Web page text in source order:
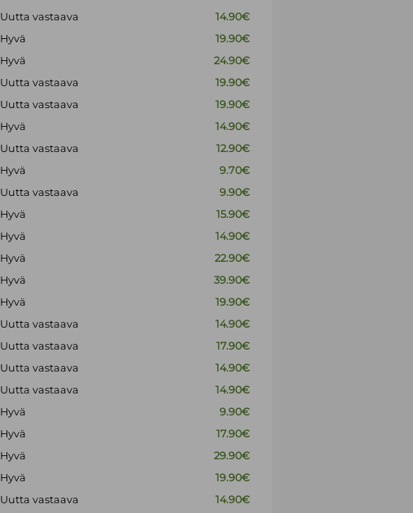
Uutta vastaava
14.90€
Hyvä
19.90€
Hyvä
24.90€
Uutta vastaava
19.90€
Uutta vastaava
19.90€
Hyvä
14.90€
Uutta vastaava
12.90€
Hyvä
9.70€
Uutta vastaava
9.90€
Hyvä
15.90€
Hyvä
14.90€
Hyvä
22.90€
Hyvä
39.90€
Hyvä
19.90€
Uutta vastaava
14.90€
Uutta vastaava
17.90€
Uutta vastaava
14.90€
Uutta vastaava
14.90€
Hyvä
9.90€
Hyvä
17.90€
Hyvä
29.90€
Hyvä
19.90€
Uutta vastaava 14.90€